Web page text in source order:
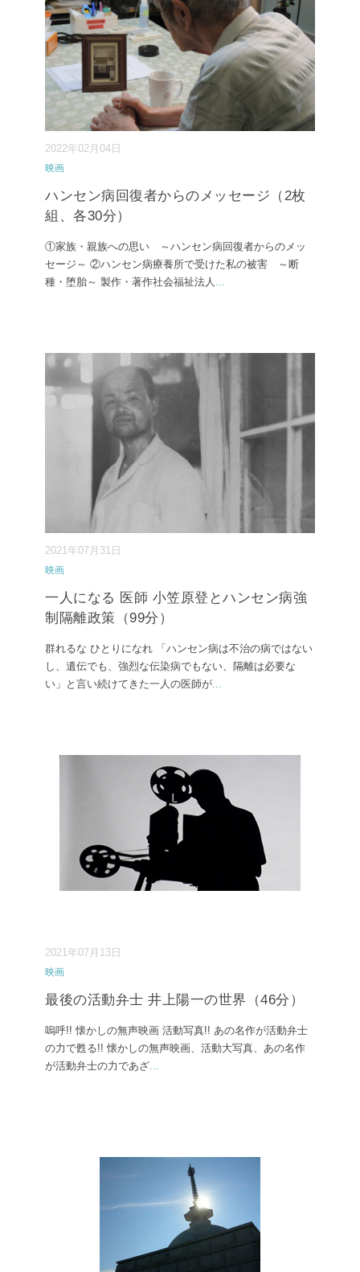
2022年02月04日
映画
ハンセン病回復者からのメッセージ（2枚
組、各30分）
①家族・親族への思い ～ハンセン病回復者からのメッ
セージ～ ②ハンセン病療養所で受けた私の被害 ～断
種・堕胎～ 製作・著作社会福祉法人
2021年07月31日
映画
一人になる 医師 小笠原登とハンセン病強
制隔離政策（99分）
群れるな ひとりになれ 「ハンセン病は不治の病ではない
し、遺伝でも、強烈な伝染病でもない、隔離は必要な
い」と言い続けてきた一人の医師が
2021年07月13日
映画
最後の活動弁士 井上陽一の世界（46分）
嗚呼!! 懐かしの無声映画 活動写真!! あの名作が活動弁士
の力で甦る!! 懐かしの無声映画、活動大写真、あの名作
が活動弁士の力であざ